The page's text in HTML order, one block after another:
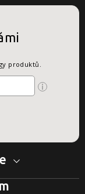
produktů.